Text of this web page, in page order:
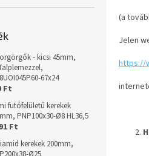
- kicsi 45mm,
67x24
Ft
futófelületű kerekek
PNP100x30-Ø8 HL36,5
Ft
kerekek 200mm,
(a
Jelen
https://